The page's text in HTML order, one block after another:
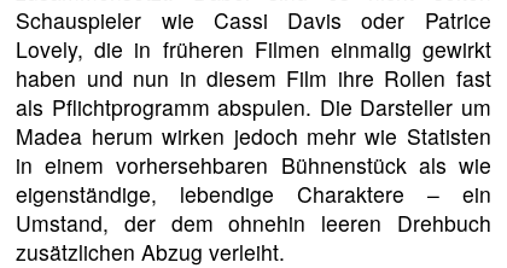
Schauspieler wie Cassi Davis oder Patrice
Lovely, die in früheren Filmen einmalig gewirkt
haben und nun in diesem Film ihre Rollen fast
als Pflichtprogramm abspulen. Die Darsteller um
Madea herum wirken jedoch mehr wie Statisten
in einem vorhersehbaren Bühnenstück als wie
eigenständige, lebendige Charaktere – ein
Umstand, der dem ohnehin leeren Drehbuch
zusätzlichen Abzug verleiht.